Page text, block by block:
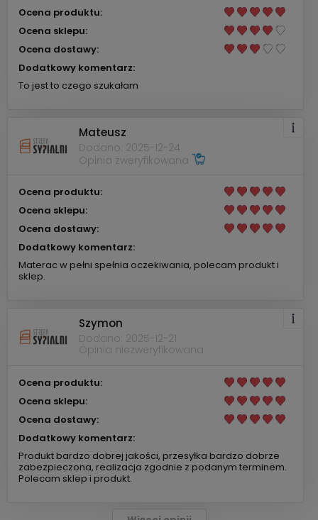
Ocena produktu:
Ocena sklepu:
Ocena dostawy:
Dodatkowy komentarz:
To jest to czego szukałam
Mateusz
Dodano: 2025-12-24
Opinia zweryfikowana
Ocena produktu:
Ocena sklepu:
Ocena dostawy:
Dodatkowy komentarz:
Materac w pełni spełnia oczekiwania, polecam produkt i
sklep.
Szymon
Dodano: 2025-12-21
Opinia niezweryfikowana
Ocena produktu:
Ocena sklepu:
Ocena dostawy:
Dodatkowy komentarz:
Produkt bardzo dobrej jakości, przesyłka bardzo dobrze
zabezpieczona, realizacja zgodnie z podanym terminem.
Polecam sklep i produkt.